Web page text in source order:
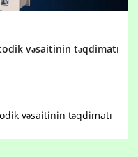
vəsaitinin təqdimatı
vəsaitinin təqdimatı